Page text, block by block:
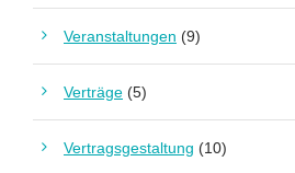
Veranstaltungen (9)
Verträge (5)
Vertragsgestaltung (10)